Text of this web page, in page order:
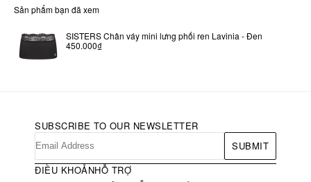
Sản phẩm bạn đã xem
SISTERS Chân váy mini lưng phối ren Lavinia - Đen
450.000₫
SUBSCRIBE TO OUR NEWSLETTER
SUBMIT
ĐIỀU KHOẢNHỖ TRỢ